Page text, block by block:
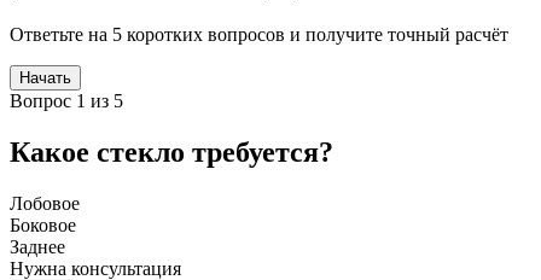
Ответьте на 5 коротких вопросов и получите точный расчёт
Начать
Вопрос 1 из 5
Какое стекло требуется?
Лобовое
Боковое
Заднее
Нужна консультация